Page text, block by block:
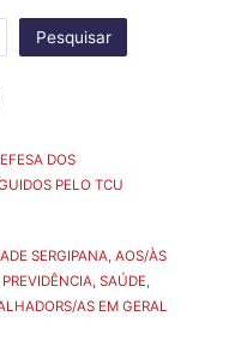
Pesquisar
DOS
PELO TCU
SERGIPANA, AOS/ÀS
SAÚDE,
AS EM GERAL